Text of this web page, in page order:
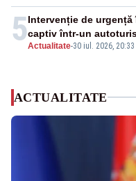
5Actualitate-30 iul. 2026, 20:33
Intervenție de
captiv într-un
ACTUALITATE